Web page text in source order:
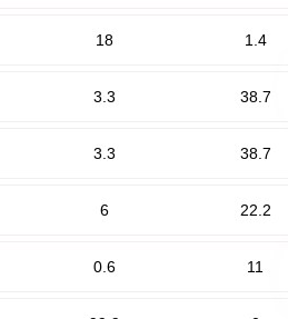
18 1.4
3.3 38.7
3.3 38.7
6 22.2
0.6 11